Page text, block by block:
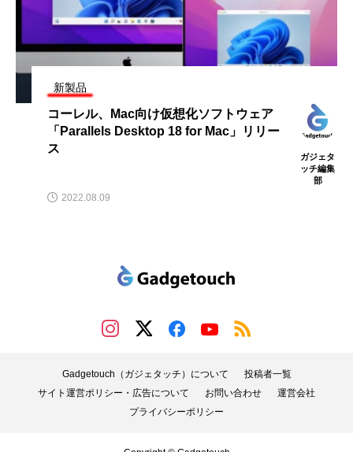
新製品
コーレル、Mac向け仮想化ソフトウェア
「Parallels Desktop 18 for Mac」リリー
ス
ガジェタ
ッチ編集
部
2022.08.09
Gadgetouch（ガジェタッチ）について
投稿者一覧
サイト運営ポリシー・広告について
お問い合わせ
運営会社
プライバシーポリシー